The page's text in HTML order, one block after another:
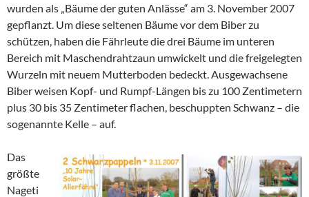
wurden als „Bäume der guten Anlässe“ am 3. November 2007
gepflanzt. Um diese seltenen Bäume vor dem Biber zu
schützen, haben die Fährleute die drei Bäume im unteren
Bereich mit Maschendrahtzaun umwickelt und die freigelegten
Wurzeln mit neuem Mutterboden bedeckt. Ausgewachsene
Biber weisen Kopf- und Rumpf-Längen bis zu 100 Zentimetern
plus 30 bis 35 Zentimeter flachen, beschuppten Schwanz – die
sogenannte Kelle – auf.
Das
größte
Nageti